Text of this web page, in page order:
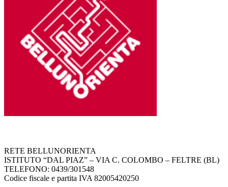
RETE BELLUNORIENTA
ISTITUTO “DAL PIAZ” – VIA C. COLOMBO – FELTRE (BL)
TELEFONO: 0439/301548
Codice fiscale e partita IVA 82005420250